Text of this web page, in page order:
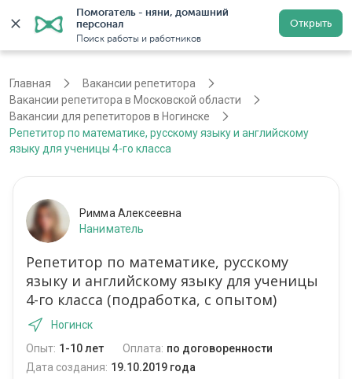
Помогатель - няни, домашний
персонал
Поиск работы и работников
Открыть
Регистрация
Главная
Вакансии репетитора
Вакансии репетитора в Московской области
Вакансии для репетиторов в Ногинске
Репетитор по математике, русскому языку и английскому
языку для ученицы 4-го класса
Римма Алексеевна
Наниматель
Репетитор по математике, русскому
языку и английскому языку для ученицы
4-го класса (подработка, с опытом)
Ногинск
Опыт: 1-10 лет Оплата: по договоренности
Дата создания: 19.10.2019 года